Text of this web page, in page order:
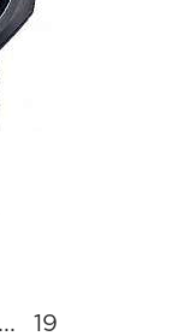
19